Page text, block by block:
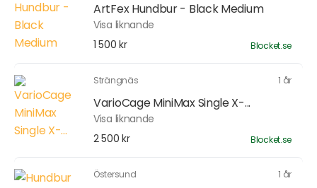
ArtFex Hundbur - Black Medium
Visa liknande
1 500 kr
Blocket.se
Strängnäs 1 år
VarioCage MiniMax Single X-...
Visa liknande
2 500 kr
Blocket.se
Östersund 1 år